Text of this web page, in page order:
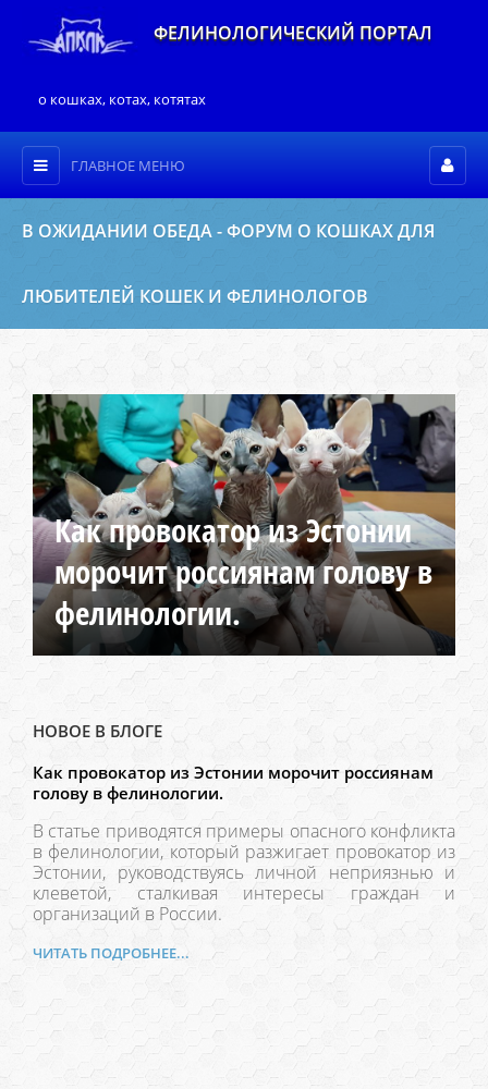
ФЕЛИНОЛОГИЧЕСКИЙ ПОРТАЛ
о кошках, котах, котятах
ГЛАВНОЕ МЕНЮ
В ОЖИДАНИИ ОБЕДА - ФОРУМ О КОШКАХ ДЛЯ
ЛЮБИТЕЛЕЙ КОШЕК И ФЕЛИНОЛОГОВ
Как провокатор из Эстонии
морочит россиянам голову в
фелинологии.
НОВОЕ В БЛОГЕ
Как провокатор из Эстонии морочит россиянам
голову в фелинологии.
В статье приводятся примеры опасного конфликта
в фелинологии, который разжигает провокатор из
Эстонии, руководствуясь личной неприязнью и
клеветой, сталкивая интересы граждан и
организаций в России.
ЧИТАТЬ ПОДРОБНЕЕ...